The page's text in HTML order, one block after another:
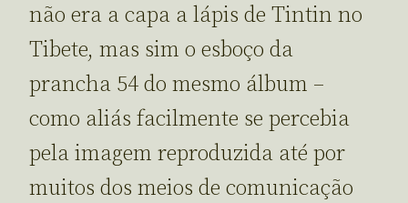
não era a capa a lápis de Tintin no
Tibete, mas sim o esboço da
prancha 54 do mesmo álbum –
como aliás facilmente se percebia
pela imagem reproduzida até por
muitos dos meios de comunicação